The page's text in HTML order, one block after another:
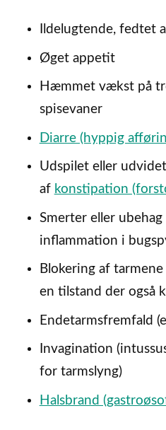
Ildelugtende, fedtet
Øget appetit
Hæmmet vækst på
spisevaner
Diarre (hyppig
Udspilet eller
af konstipation
Smerter eller
inflammation i
Blokering af
en tilstand der også
Endetarmsfremfald
Invagination
for tarmslyng)
Halsbrand